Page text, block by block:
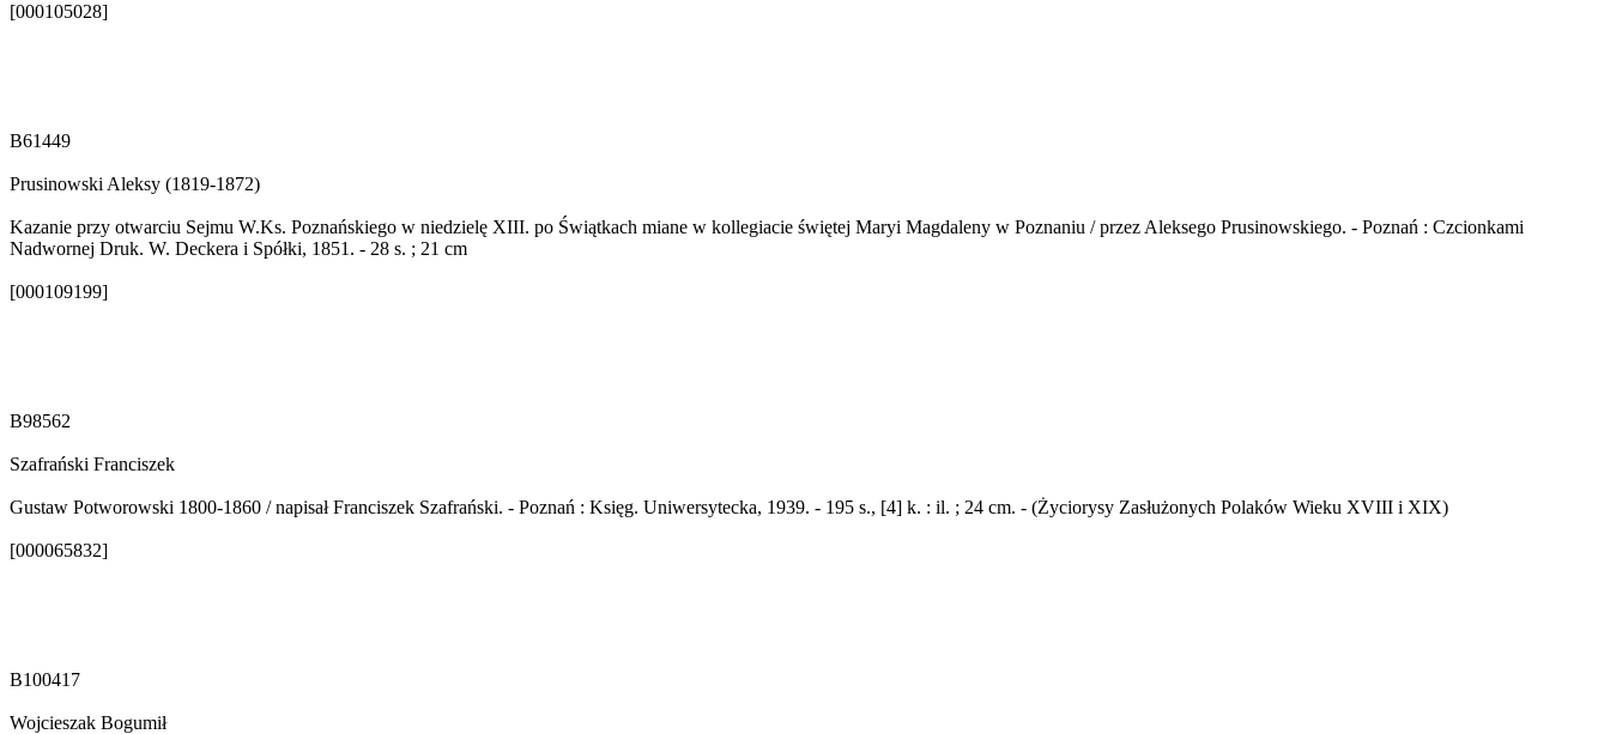
[000105028]
B61449
Prusinowski Aleksy (1819-1872)
Kazanie przy otwarciu Sejmu W.Ks. Poznańskiego w niedzielę XIII. po Świątkach miane w kollegiacie świętej Maryi Magdaleny w Poznaniu / przez Aleksego Prusinowskiego. - Poznań : Czcionkami
Nadwornej Druk. W. Deckera i Spółki, 1851. - 28 s. ; 21 cm
[000109199]
B98562
Szafrański Franciszek
Gustaw Potworowski 1800-1860 / napisał Franciszek Szafrański. - Poznań : Księg. Uniwersytecka, 1939. - 195 s., [4] k. : il. ; 24 cm. - (Życiorysy Zasłużonych Polaków Wieku XVIII i XIX)
[000065832]
B100417
Wojcieszak Bogumił